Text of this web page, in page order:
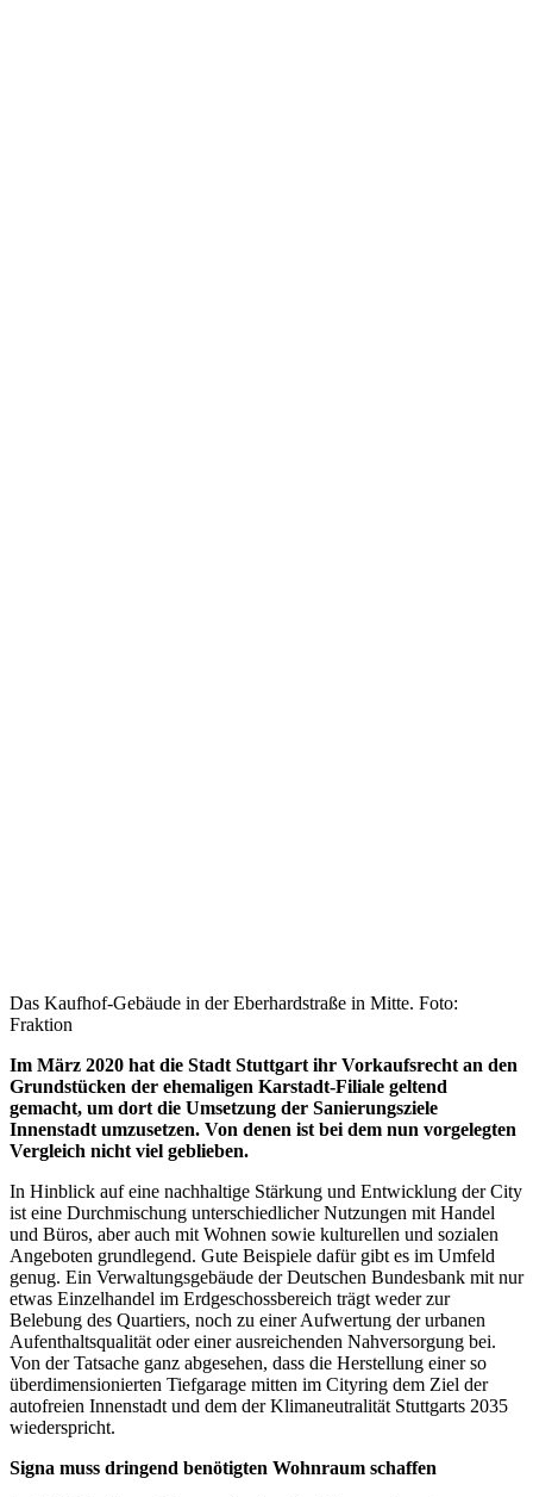
Das Kaufhof-Gebäude in der Eberhardstraße in Mitte. Foto:
Fraktion
Im März 2020 hat die Stadt Stuttgart ihr Vorkaufsrecht an den
Grundstücken der ehemaligen Karstadt-Filiale geltend
gemacht, um dort die Umsetzung der Sanierungsziele
Innenstadt umzusetzen. Von denen ist bei dem nun vorgelegten
Vergleich nicht viel geblieben.
In Hinblick auf eine nachhaltige Stärkung und Entwicklung der City
ist eine Durchmischung unterschiedlicher Nutzungen mit Handel
und Büros, aber auch mit Wohnen sowie kulturellen und sozialen
Angeboten grundlegend. Gute Beispiele dafür gibt es im Umfeld
genug. Ein Verwaltungsgebäude der Deutschen Bundesbank mit nur
etwas Einzelhandel im Erdgeschossbereich trägt weder zur
Belebung des Quartiers, noch zu einer Aufwertung der urbanen
Aufenthaltsqualität oder einer ausreichenden Nahversorgung bei.
Von der Tatsache ganz abgesehen, dass die Herstellung einer so
überdimensionierten Tiefgarage mitten im Cityring dem Ziel der
autofreien Innenstadt und dem der Klimaneutralität Stuttgarts 2035
wiederspricht.
Signa muss dringend benötigten Wohnraum schaffen